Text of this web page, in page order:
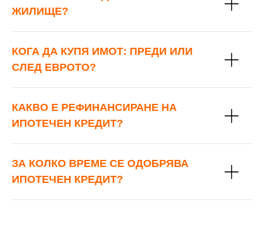
ЖИЛИЩЕ?
КОГА ДА КУПЯ ИМОТ: ПРЕДИ ИЛИ
СЛЕД ЕВРОТО?
КАКВО Е РЕФИНАНСИРАНЕ НА
ИПОТЕЧЕН КРЕДИТ?
ЗА КОЛКО ВРЕМЕ СЕ ОДОБРЯВА
ИПОТЕЧЕН КРЕДИТ?